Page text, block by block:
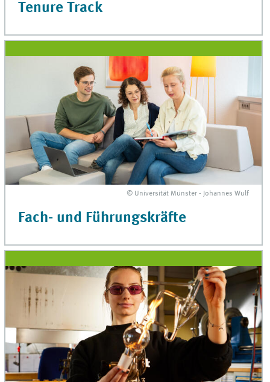
Tenure Track
© Universität Münster - Johannes Wulf
Fach- und Führungskräfte